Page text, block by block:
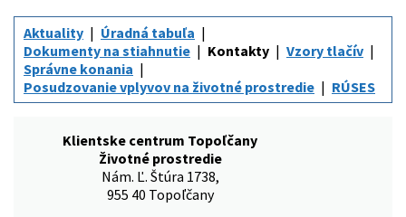
Aktuality
Úradná tabuľa
Dokumenty na stiahnutie
Kontakty
Vzory tlačív
Správne konania
Posudzovanie vplyvov na životné prostredie
RÚSES
Klientske centrum Topoľčany
Životné prostredie
Nám. Ľ. Štúra 1738,
955 40 Topoľčany